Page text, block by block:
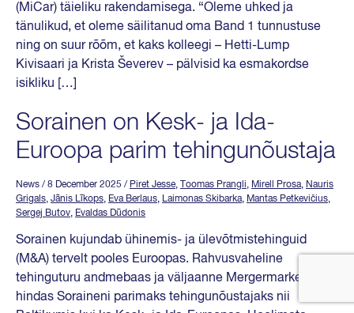
(MiCar) täieliku rakendamisega. “Oleme uhked ja
tänulikud, et oleme säilitanud oma Band 1 tunnustuse
ning on suur rõõm, et kaks kolleegi – Hetti-Lump
Kivisaari ja Krista Ševerev – pälvisid ka esmakordse
isikliku […]
Sorainen on Kesk- ja Ida-
Euroopa parim tehingunõustaja
News / 8 December 2025 / Piret Jesse, Toomas Prangli, Mirell Prosa, Nauris
Grigals, Jānis Līkops, Eva Berlaus, Laimonas Skibarka, Mantas Petkevičius,
Sergej Butov, Evaldas Dūdonis
Sorainen kujundab ühinemis- ja ülevõtmistehinguid
(M&A) tervelt pooles Euroopas. Rahvusvaheline
tehinguturu andmebaas ja väljaanne Mergermarket
hindas Soraineni parimaks tehingunõustajaks nii